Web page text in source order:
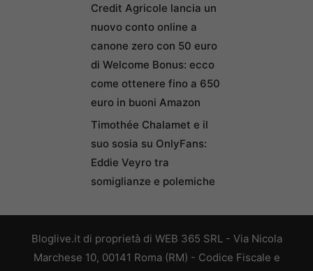
Credit Agricole lancia un
nuovo conto online a
canone zero con 50 euro
di Welcome Bonus: ecco
come ottenere fino a 650
euro in buoni Amazon
Timothée Chalamet e il
suo sosia su OnlyFans:
Eddie Veyro tra
somiglianze e polemiche
Bloglive.it di proprietà di WEB 365 SRL - Via Nicola
Marchese 10, 00141 Roma (RM) - Codice Fiscale e